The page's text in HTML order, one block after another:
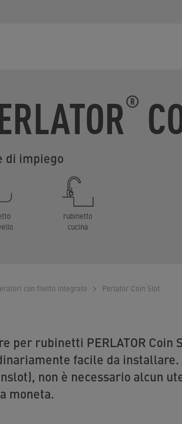
®
di impiego
rubinetto
cucina
con filetto integrato Perlator Coin Slot
per rubinetti PERLATOR Coin
facile da installare.
non è necessario alcun
moneta.